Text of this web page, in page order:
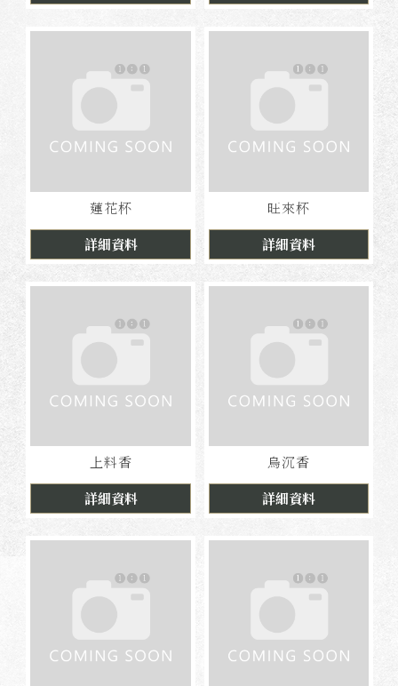
蓮花杯
詳細資料
旺來杯
詳細資料
上料香
詳細資料
烏沉香
詳細資料